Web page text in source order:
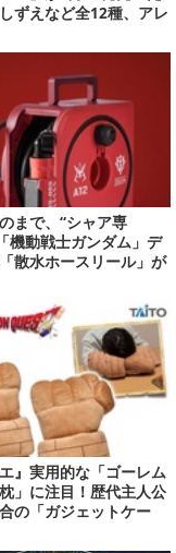
ずえなど全12種、アレ
リアクションシールも
まで、“シャア専
機動戦士ガンダム」デ
散水ホースリール」が
あえて存在感を放つ赤
エ』実用的な「ゴーレム
」に注目！歴代主人公
の「ガジェットケー
プライズが8月順次展開